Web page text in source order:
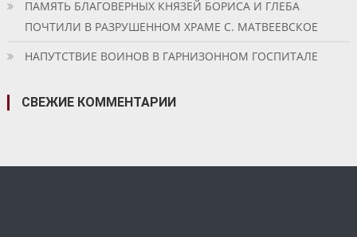
ПАМЯТЬ БЛАГОВЕРНЫХ КНЯЗЕЙ БОРИСА И ГЛЕБА
ПОЧТИЛИ В РАЗРУШЕННОМ ХРАМЕ С. МАТВЕЕВСКОЕ
НАПУТСТВИЕ ВОИНОВ В ГАРНИЗОННОМ ГОСПИТАЛЕ
СВЕЖИЕ КОММЕНТАРИИ